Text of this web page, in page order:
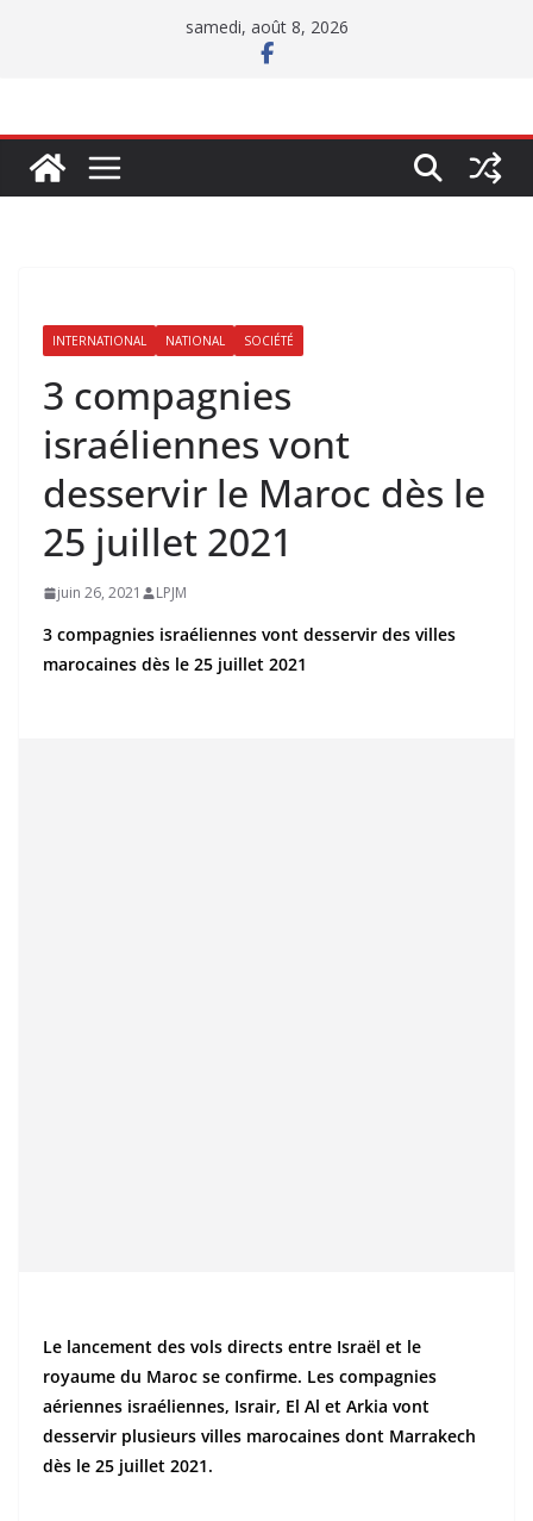
samedi, août 8, 2026
INTERNATIONAL NATIONAL SOCIÉTÉ
3 compagnies
israéliennes vont
desservir le Maroc dès le
25 juillet 2021
juin 26, 2021 LPJM
3 compagnies israéliennes vont desservir des villes
marocaines dès le 25 juillet 2021
Le lancement des vols directs entre Israël et le
royaume du Maroc se confirme. Les compagnies
aériennes israéliennes, Israir, El Al et Arkia vont
desservir plusieurs villes marocaines dont Marrakech
dès le 25 juillet 2021.